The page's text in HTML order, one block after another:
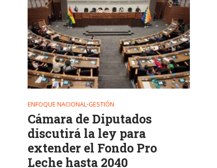
ENFOQUE NACIONAL•GESTIÓN
Cámara de Diputados
discutirá la ley para
extender el Fondo Pro
Leche hasta 2040